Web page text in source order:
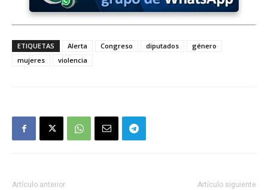
ETIQUETAS Alerta Congreso diputados
género
mujeres
violencia
Artículo anterior Artículo siguiente